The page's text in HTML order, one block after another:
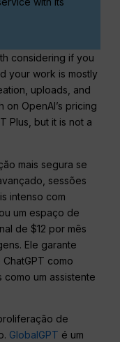
considering if you
your work is mostly
uploads, and
on OpenAI’s pricing
Plus, but it is not a
mais segura se
sessões
intenso com
um espaço de
de $12 por mês
Ele garante
como
um assistente
de
GlobalGPT é um